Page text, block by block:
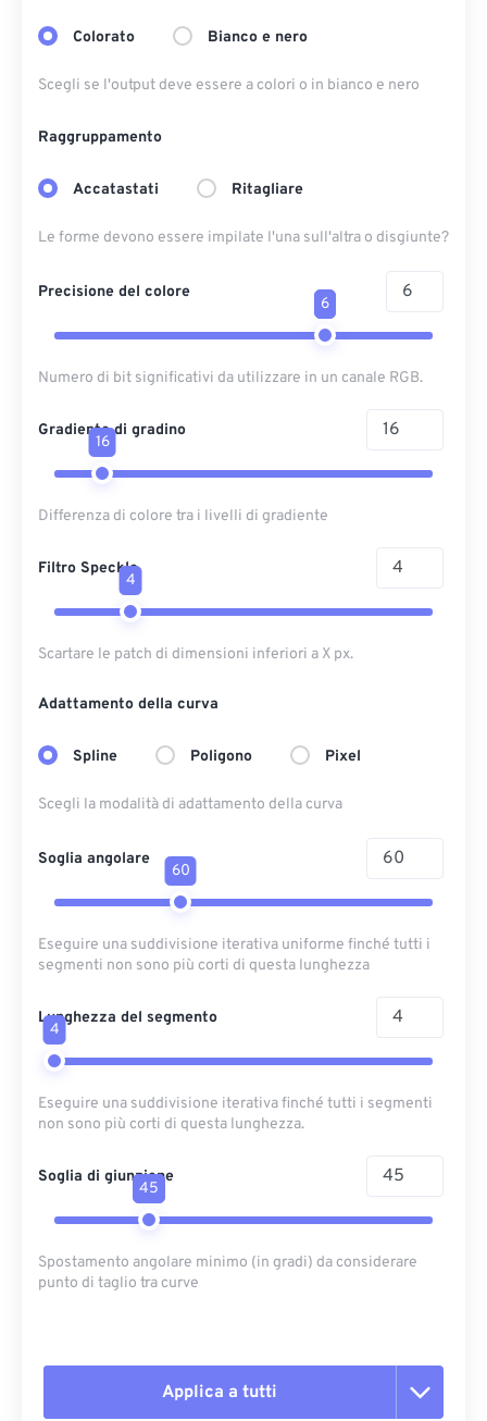
Colorato Bianco e nero
Scegli se l'output deve essere a colori o in bianco e nero
Raggruppamento
Accatastati Ritagliare
Le forme devono essere impilate l'una sull'altra o disgiunte?
Precisione del colore
6
Numero di bit significativi da utilizzare in un canale RGB.
Gradiente di gradino
16
Differenza di colore tra i livelli di gradiente
Filtro Speckle
4
Scartare le patch di dimensioni inferiori a X px.
Adattamento della curva
Spline Poligono Pixel
Scegli la modalità di adattamento della curva
Soglia angolare
60
Eseguire una suddivisione iterativa uniforme finché tutti i
segmenti non sono più corti di questa lunghezza
Lunghezza del segmento
4
Eseguire una suddivisione iterativa finché tutti i segmenti
non sono più corti di questa lunghezza.
Soglia di giunzione
45
Spostamento angolare minimo (in gradi) da considerare
punto di taglio tra curve
Applica a tutti